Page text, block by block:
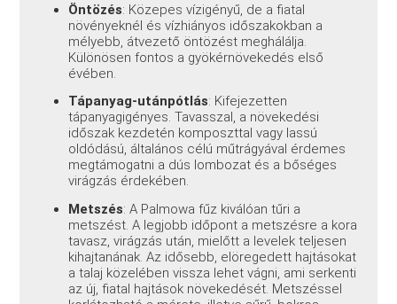
Öntözés: Közepes vízigényű, de a fiatal
növényeknél és vízhiányos időszakokban a
mélyebb, átvezető öntözést meghálálja.
Különösen fontos a gyökérnövekedés első
évében.
Tápanyag-utánpótlás: Kifejezetten
tápanyagigényes. Tavasszal, a növekedési
időszak kezdetén komposzttal vagy lassú
oldódású, általános célú műtrágyával érdemes
megtámogatni a dús lombozat és a bőséges
virágzás érdekében.
Metszés: A Palmowa fűz kiválóan tűri a
metszést. A legjobb időpont a metszésre a kora
tavasz, virágzás után, mielőtt a levelek teljesen
kihajtanának. Az idősebb, elöregedett hajtásokat
a talaj közelében vissza lehet vágni, ami serkenti
az új, fiatal hajtások növekedését. Metszéssel